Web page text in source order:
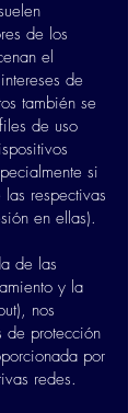
de los
el
de
también se
de uso
si
respectivas
en ellas).
de las
y la
nos
de protección
por
redes.